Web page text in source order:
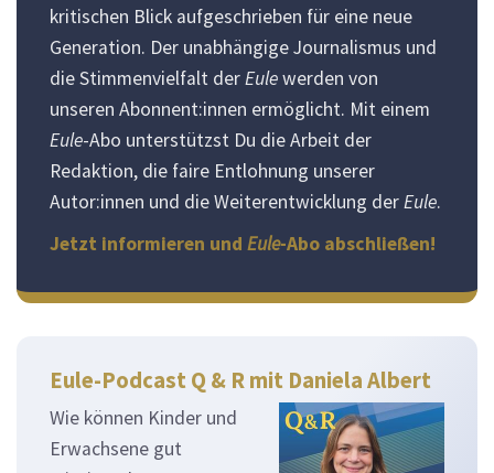
kritischen Blick aufgeschrieben für eine neue
Generation. Der unabhängige Journalismus und
die Stimmenvielfalt derEulewerden von
unseren Abonnent:innen ermöglicht. Mit einem
Eule-Abo unterstützst Du die Arbeit der
Redaktion, die faire Entlohnung unserer
Autor:innen und die Weiterentwicklung derEule.
Jetzt informieren und Eule-Abo abschließen!
Eule-Podcast Q & R mit Daniela Albert
Wie können Kinder und
Erwachsene gut